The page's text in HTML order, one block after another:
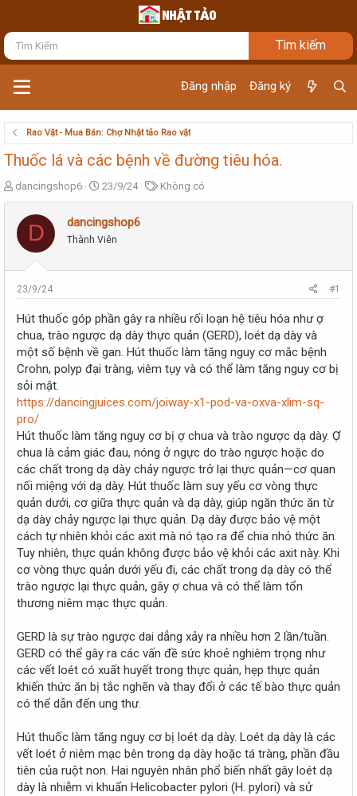
Đăng nhập Đăng ký
Rao Vặt - Mua Bán: Chợ Nhật tảo Rao vặt
Thuốc lá và các bệnh về đường tiêu hóa.
T
h
e
a
s
r
e
r
dancingshop6
N
g
y
g
i
23/9/24
T
ừ
Không có
D dancingshop6
Thành Viên
23/9/24 #1
Hút thuốc góp phần gây ra nhiều rối loạn hệ tiêu hóa như ợ
chua, trào ngược dạ dày thực quản (GERD), loét dạ dày và
một số bệnh về gan. Hút thuốc làm tăng nguy cơ mắc bệnh
Crohn, polyp đại tràng, viêm tụy và có thể làm tăng nguy cơ bị
sỏi mật.
https://dancingjuices.com/joiway-x1-pod-va-oxva-xlim-sq-
pro/
Hút thuốc làm tăng nguy cơ bị ợ chua và trào ngược dạ dày. Ợ
chua là cảm giác đau, nóng ở ngực do trào ngược hoặc do
các chất trong dạ dày chảy ngược trở lại thực quản—cơ quan
nối miệng với dạ dày. Hút thuốc làm suy yếu cơ vòng thực
quản dưới, cơ giữa thực quản và dạ dày, giúp ngăn thức ăn từ
dạ dày chảy ngược lại thực quản. Dạ dày được bảo vệ một
cách tự nhiên khỏi các axit mà nó tạo ra để chia nhỏ thức ăn.
Tuy nhiên, thực quản không được bảo vệ khỏi các axit này. Khi
cơ vòng thực quản dưới yếu đi, các chất trong dạ dày có thể
trào ngược lại thực quản, gây ợ chua và có thể làm tổn
thương niêm mạc thực quản.
GERD là sự trào ngược dai dẳng xảy ra nhiều hơn 2 lần/tuần.
GERD có thể gây ra các vấn đề sức khoẻ nghiêm trọng như
các vết loét có xuất huyết trong thực quản, hẹp thực quản
khiến thức ăn bị tắc nghẽn và thay đổi ở các tế bào thực quản
có thể dẫn đến ung thư.
Hút thuốc làm tăng nguy cơ bị loét dạ dày. Loét dạ dày là các
vết loét ở niêm mạc bên trong dạ dày hoặc tá tràng, phần đầu
tiên của ruột non. Hai nguyên nhân phổ biến nhất gây loét dạ
dày là nhiễm vi khuẩn Helicobacter pylori (H. pylori) và sử